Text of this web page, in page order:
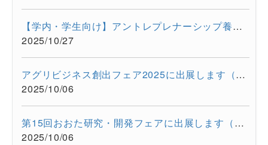
【学内・学生向け】アントレプレナーシップ養成プログラム ビジ...
2025/10/27
アグリビジネス創出フェア2025に出展します（2025/11/26-11/28）
2025/10/06
第15回おおた研究・開発フェアに出展します（2025/10/30-10/31）
2025/10/06